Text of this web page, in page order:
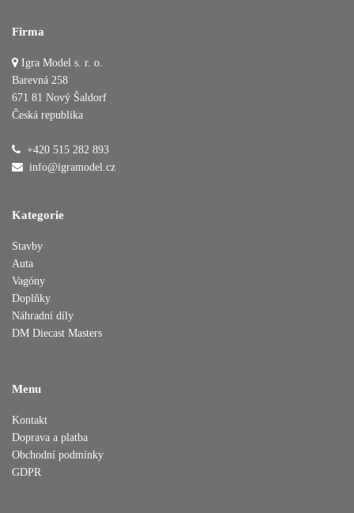
Firma
Igra Model s. r. o.
Barevná 258
671 81 Nový Šaldorf
Česká republika
+420 515 282 893
info@igramodel.cz
Kategorie
Stavby
Auta
Vagóny
Doplňky
Náhradní díly
DM Diecast Masters
Menu
Kontakt
Doprava a platba
Obchodní podmínky
GDPR